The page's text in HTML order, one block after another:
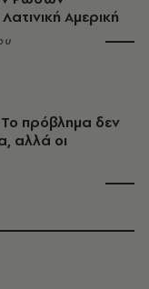
Αμερική
πρόβλημα δεν
αλλά οι